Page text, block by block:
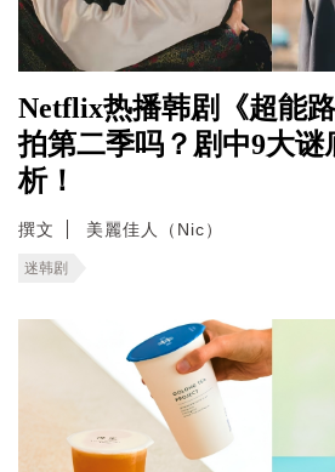
Netflix热播韩剧《超能
拍第二季吗？剧中9大谜
析！
撰文 美麗佳人（Nic）
迷韩剧